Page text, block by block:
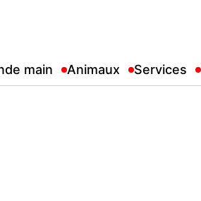
main Animaux Services